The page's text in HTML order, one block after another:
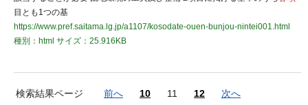
目とも1つの基
https://www.pref.saitama.lg.jp/a1107/kosodate-ouen-bunjou-nintei001.html
種別：html サイズ：25.916KB
検索結果ページ 前へ 10 11 12 次へ